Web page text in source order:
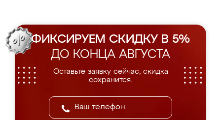
ФИКСИРУЕМ СКИДКУ В 5%
ДО КОНЦА АВГУСТА
Оставьте заявку сейчас, скидка
сохранится.